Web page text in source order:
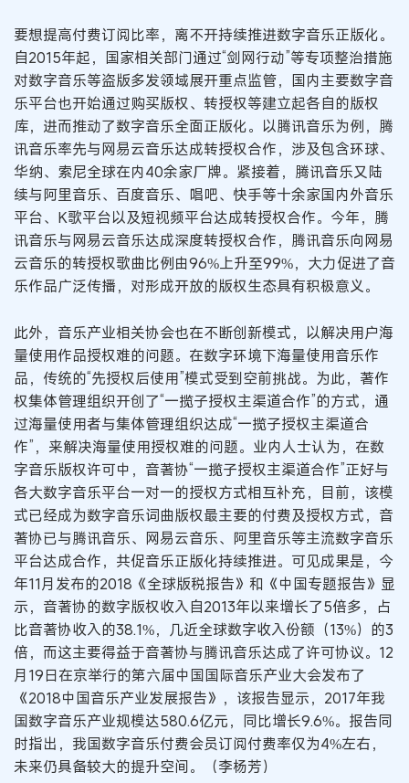
要想提高付费订阅比率，离不开持续推进数字音乐正版化。
自2015年起，国家相关部门通过“剑网行动”等专项整治措施
对数字音乐等盗版多发领域展开重点监管，国内主要数字音
乐平台也开始通过购买版权、转授权等建立起各自的版权
库，进而推动了数字音乐全面正版化。以腾讯音乐为例，腾
讯音乐率先与网易云音乐达成转授权合作，涉及包含环球、
华纳、索尼全球在内40余家厂牌。紧接着，腾讯音乐又陆
续与阿里音乐、百度音乐、唱吧、快手等十余家国内外音乐
平台、K歌平台以及短视频平台达成转授权合作。今年，腾
讯音乐与网易云音乐达成深度转授权合作，腾讯音乐向网易
云音乐的转授权歌曲比例由96%上升至99%，大力促进了音
乐作品广泛传播，对形成开放的版权生态具有积极意义。
此外，音乐产业相关协会也在不断创新模式，以解决用户海
量使用作品授权难的问题。在数字环境下海量使用音乐作
品，传统的“先授权后使用”模式受到空前挑战。为此，著作
权集体管理组织开创了“一揽子授权主渠道合作”的方式，通
过海量使用者与集体管理组织达成“一揽子授权主渠道合
作”，来解决海量使用授权难的问题。业内人士认为，在数
字音乐版权许可中，音著协“一揽子授权主渠道合作”正好与
各大数字音乐平台一对一的授权方式相互补充，目前，该模
式已经成为数字音乐词曲版权最主要的付费及授权方式，音
著协已与腾讯音乐、网易云音乐、阿里音乐等主流数字音乐
平台达成合作，共促音乐正版化持续推进。可见成果是，今
年11月发布的2018《全球版税报告》和《中国专题报告》显
示，音著协的数字版权收入自2013年以来增长了5倍多，占
比音著协收入的38.1%，几近全球数字收入份额（13%）的3
倍，而这主要得益于音著协与腾讯音乐达成了许可协议。12
月19日在京举行的第六届中国国际音乐产业大会发布了
《2018中国音乐产业发展报告》，该报告显示，2017年我
国数字音乐产业规模达580.6亿元，同比增长9.6%。报告同
时指出，我国数字音乐付费会员订阅付费率仅为4%左右，
未来仍具备较大的提升空间。（李杨芳）